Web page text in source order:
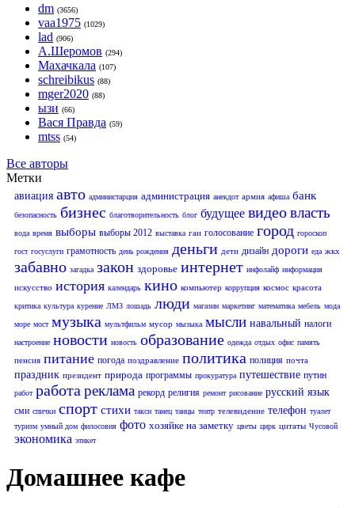
dm (3656)
vaa1975 (1029)
lad (906)
А.Шеромов (294)
Махачкала (107)
schreibikus (88)
mger2020 (88)
ызи (66)
Вася Правда (59)
mtss (54)
Все авторы
Метки
авиация авто администарция администрация анекдот армия афиша банк
безопасность бизнес благотворительность блог будущее видеовласть
вода время выборы выборы 2012 выставка гаи голосование город гороскоп
гост госуслуги грамотность день рождения деньги дети дизайн дороги еда жкх
забавно загадка закон здоровье интернет инфолайф информация
искусство история календарь кино компьютер коррупция космос красота
критика культура курение ЛМЗ лошадь люди магазин маркетинг математика мебель мода
море мост музыка мультфильм мусор мызыка мысли навальный налоги
настроение новости новость образование одежда отдых офис память
пенсия питание погода поздравление политика полиция почта
праздник президент природа программы прокуратура путешествие путин
работ работа реклама рекорд религия ремонт рисование русский язык
сми спички спорт стихи такси танец танцы театр телевидение телефон туалет
туризм умный дом филосовия фото хозяйке на заметку цветы цирк цитаты Чусовой
экономика этикет
Домашнее кафе